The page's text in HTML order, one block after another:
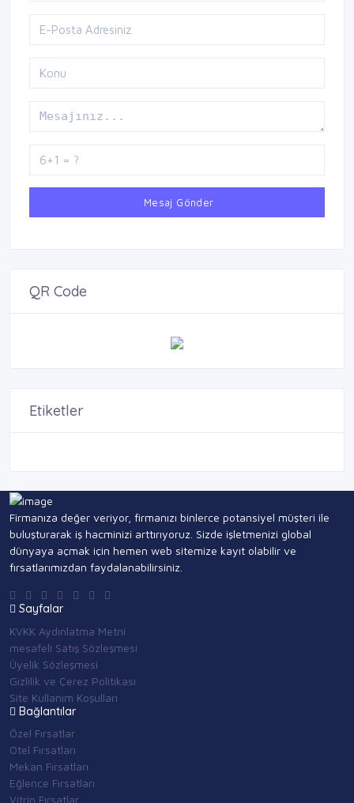
Mesaj Gönder
QR Code
Etiketler
Firmanıza değer veriyor, firmanızı binlerce potansiyel müşteri ile
buluşturarak iş hacminizi arttırıyoruz. Sizde işletmenizi global
dünyaya açmak için hemen web sitemize kayıt olabilir ve
fırsatlarımızdan faydalanabilirsiniz.
Sayfalar
KVKK Aydınlatma Metni
mesafeli Satış Sözleşmesi
Üyelik Sözleşmesi
Gizlilik ve Çerez Politikası
Site Kullanım Koşulları
Bağlantılar
Özel Fırsatlar
Otel Fırsatları
Mekan Fırsatları
Eğlence Fırsatları
Vitrin Fırsatlar